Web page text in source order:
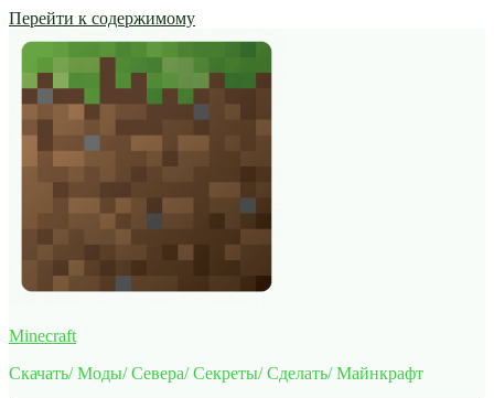
Перейти к содержимому
Minecraft
Скачать/ Моды/ Севера/ Секреты/ Сделать/ Майнкрафт